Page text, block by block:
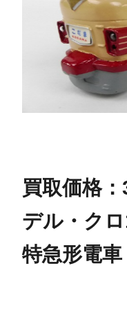
買取価格
デル・ク
特急形電